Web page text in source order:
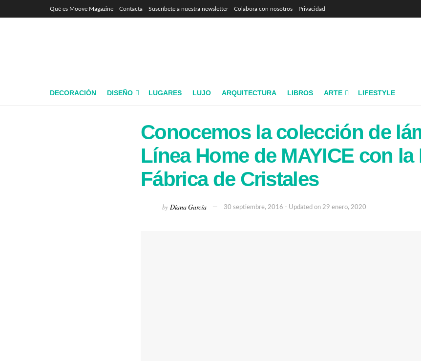
Qué es Moove Magazine Contacta Suscríbete a nuestra newsletter Colabora con nosotros Privacidad
DECORACIÓN DISEÑO LUGARES LUJO ARQUITECTURA LIBROS ARTE LIFESTYLE
Conocemos la colección de
Línea Home de MAYICE con la
Fábrica de Cristales
by Diana García 30 septiembre, 2016 - Updated on 29 enero, 2020